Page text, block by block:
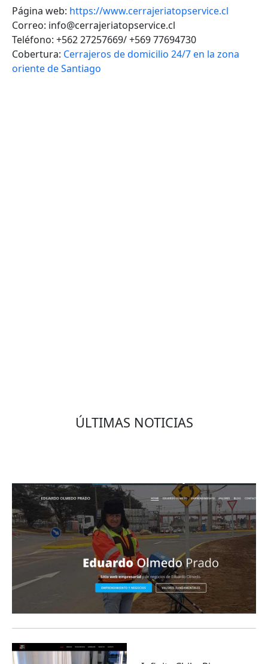
Página web: https://www.cerrajeriatopservice.cl
Correo: info@cerrajeriatopservice.cl
Teléfono: +562 27257669/ +569 77694730
Cobertura: Cerrajeros de domicilio 24/7 en la zona
oriente de Santiago
ÚLTIMAS NOTICIAS